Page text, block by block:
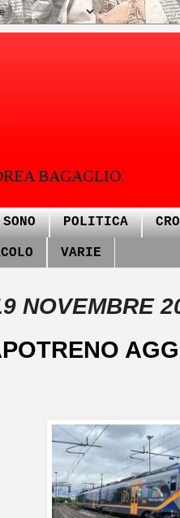
BAGAGLIO.
POLITICA
VARIE
NOVEMBRE